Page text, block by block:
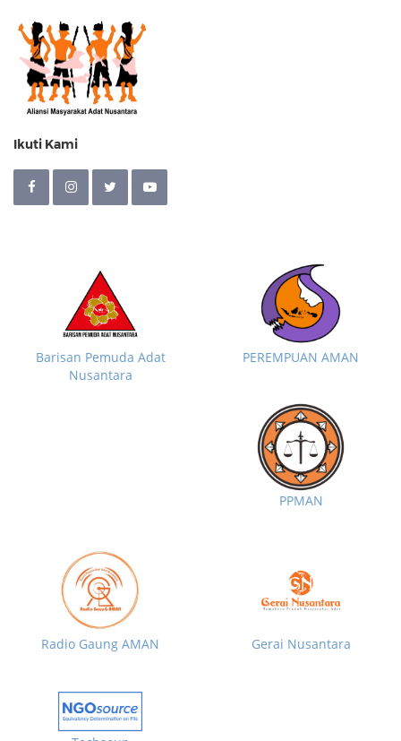
Ikuti Kami
Barisan Pemuda Adat
Nusantara
PEREMPUAN AMAN
PPMAN
Radio Gaung AMAN Gerai Nusantara